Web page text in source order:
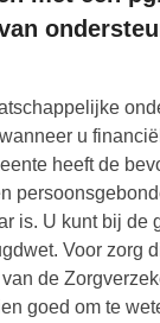
u
heeft de
is. U kunt bij de
Voor zorg
de
goed om te